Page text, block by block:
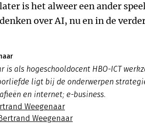
is het alweer een ander
over AI, nu en in de
is als hogeschooldocent HBO-ICT
ligt bij de onderwerpen
en internet; e-business.
Weegenaar
Weegenaar